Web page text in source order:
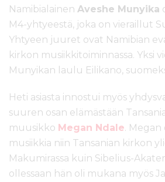
Namibialainen Aveshe Munyika
M4-yhtyeestä, joka on vieraillut
Yhtyeen juuret ovat Namibian
kirkon musiikkitoiminnassa. Yksi
Munyikan laulu Eilikano,
Heti asiasta innostui myös
suuren osan elämästään
muusikko Megan Ndale.
musiikkia niin Tansanian kirkon
Makumirassa kuin Sibelius-
ollessaan hän oli mukana myös